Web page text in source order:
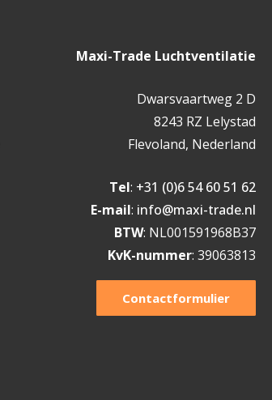
Maxi-Trade Luchtventilatie
Dwarsvaartweg 2 D
8243 RZ Lelystad
Flevoland, Nederland
Tel: +31 (0)6 54 60 51 62
E-mail: info@maxi-trade.nl
BTW: NL001591968B37
KvK-nummer: 39063813
Contactformulier